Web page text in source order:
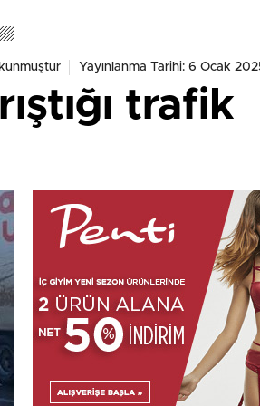
Yayınlanma Tarihi: 6 Ocak
trafik